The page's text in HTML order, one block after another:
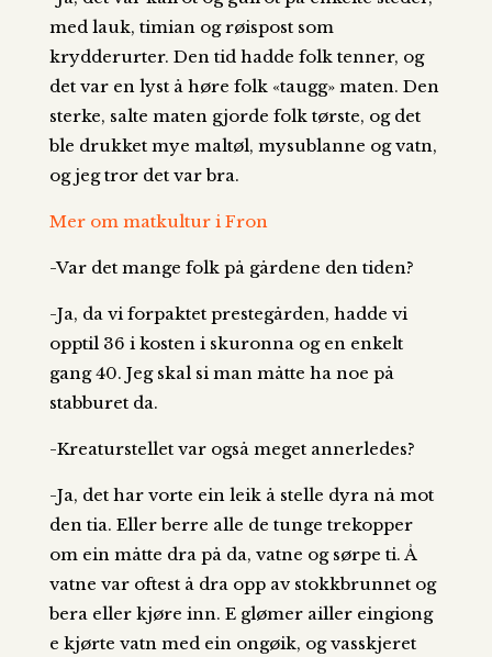
med lauk, timian og røispost som
krydderurter. Den tid hadde folk tenner, og
det var en lyst å høre folk «taugg» maten. Den
sterke, salte maten gjorde folk tørste, og det
ble drukket mye maltøl, mysublanne og vatn,
og jeg tror det var bra.
Mer om matkultur i Fron
-Var det mange folk på gårdene den tiden?
-Ja, da vi forpaktet prestegården, hadde vi
opptil 36 i kosten i skuronna og en enkelt
gang 40. Jeg skal si man måtte ha noe på
stabburet da.
-Kreaturstellet var også meget annerledes?
-Ja, det har vorte ein leik å stelle dyra nå mot
den tia. Eller berre alle de tunge trekopper
om ein måtte dra på da, vatne og sørpe ti. Å
vatne var oftest å dra opp av stokkbrunnet og
bera eller kjøre inn. E glømer ailler eingiong
e kjørte vatn med ein ongøik, og vasskjeret